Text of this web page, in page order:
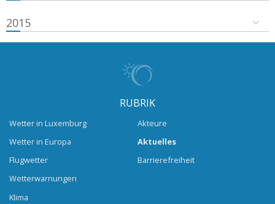
2015
RUBRIK
Wetter in Luxemburg
Wetter in Europa
Flugwetter
Wetterwarnungen
Klima
Akteure
Aktuelles
Barrierefreiheit